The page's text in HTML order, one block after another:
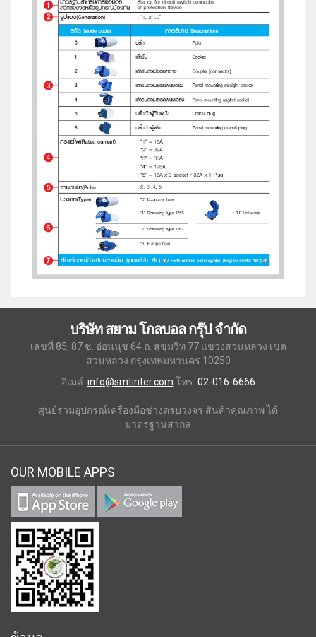
บริษัท สยาม โกลบอล กรุ๊ป จำกัด
เลขที่ 85, 87 ซ. อ่อนนุช 64 ถ. สุขุมวิท 77 แขวงสวนหลวง เขต
สวนหลวง กรุงเทพมหานคร 10250
อีเมล์: info@smtinter.com โทร: 02-016-6666
ศูนย์รวมอุปกรณ์เครื่องมือช่างครบวงจร สินค้าคุณภาพ ได้
มาตรฐานสากล
OUR MOBILE APPS